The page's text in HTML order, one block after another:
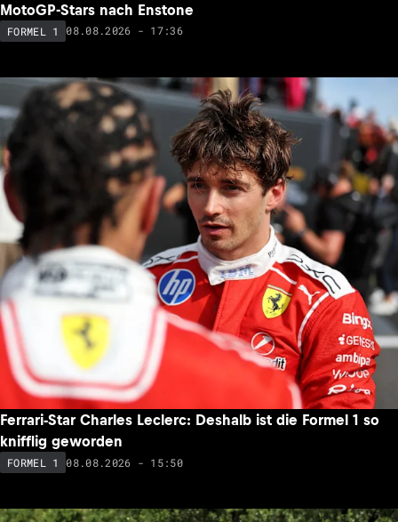
MotoGP-Stars nach Enstone
FORMEL 1 08.08.2026 - 17:36
Ferrari-Star Charles Leclerc: Deshalb ist die Formel 1 so
knifflig geworden
FORMEL 1 08.08.2026 - 15:50